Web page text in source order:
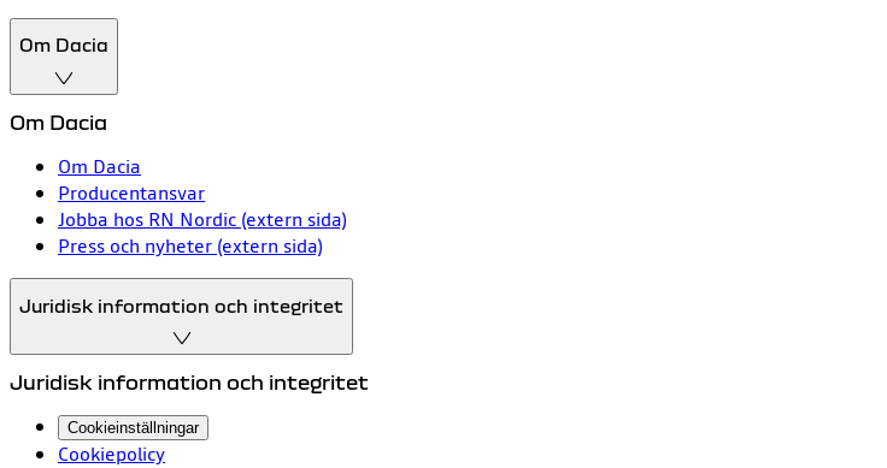
Om Dacia
Om Dacia
Om Dacia
Producentansvar
Jobba hos RN Nordic (extern sida)
Press och nyheter (extern sida)
Juridisk information och integritet
Juridisk information och integritet
Cookieinställningar
Cookiepolicy